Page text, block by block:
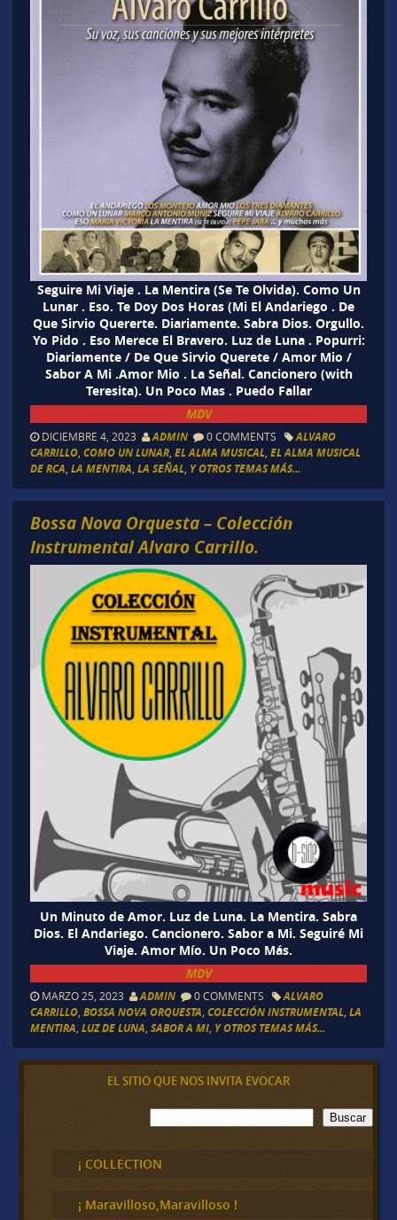
Seguire Mi Viaje . La Mentira (Se Te Olvida). Como Un
Lunar . Eso. Te Doy Dos Horas (Mi El Andariego . De
Que Sirvio Quererte. Diariamente. Sabra Dios. Orgullo.
Yo Pido . Eso Merece El Bravero. Luz de Luna . Popurri:
Diariamente / De Que Sirvio Querete / Amor Mio /
Sabor A Mi .Amor Mio . La Señal. Cancionero (with
Teresita). Un Poco Mas . Puedo Fallar
MDV
DICIEMBRE 4, 2023 ADMIN 0 COMMENTS
ALVARO
CARRILLO, COMO UN LUNAR, EL ALMA MUSICAL, EL ALMA MUSICAL
DE RCA, LA MENTIRA, LA SEÑAL, Y OTROS TEMAS MÁS...
Bossa Nova Orquesta – Colección
Instrumental Alvaro Carrillo.
Un Minuto de Amor. Luz de Luna. La Mentira. Sabra
Dios. El Andariego. Cancionero. Sabor a Mi. Seguiré Mi
Viaje. Amor Mío. Un Poco Más.
MDV
MARZO 25, 2023 ADMIN 0 COMMENTS
ALVARO
CARRILLO, BOSSA NOVA ORQUESTA, COLECCIÓN INSTRUMENTAL, LA
MENTIRA, LUZ DE LUNA, SABOR A MI, Y OTROS TEMAS MÁS...
EL SITIO QUE NOS INVITA EVOCAR
B
u
c
a
Buscar
¡ COLLECTION
¡ Maravilloso,Maravilloso !